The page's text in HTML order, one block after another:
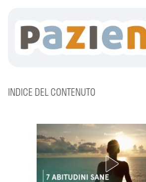
INDICE DEL CONTENUTO